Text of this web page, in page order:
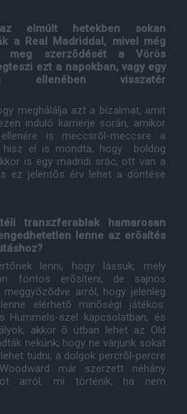
elmúlt hetekben sokan
a Real Madriddal, mivel még
meg szerzõdését a Vörös
ezt a napokban, vagy egy
ellenében visszatér
meghálálja azt a bizalmat, amit
induló karrierje során, amikor
is meccsrõl-meccsre a
hisz el is mondta, hogy boldog
is egy madridi srác, ott van a
ez jelentõs érv lehet a döntése
transzferablak hamarosan
lenne az erõsítés
lenni, hogy lássuk, mely
fontos erõsíteni, de sajnos
arról, hogy jelenleg
elérhetõ minõségi játékos.
Hummels-szel kapcsolatban, és
akkor õ útban lehet az Old
nekünk, hogy ne várjunk sokat
tudni, a dolgok percrõl-percre
már szerzett néhány
arról, mi történik, ha nem